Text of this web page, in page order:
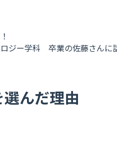
ジー学科 卒業の佐藤さんに
んだ理由